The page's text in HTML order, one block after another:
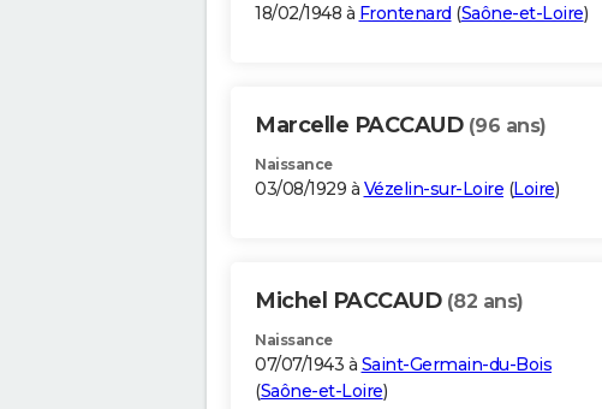
18/02/1948 à Frontenard (Saône-et-Loire)
Marcelle PACCAUD (96 ans)
Naissance
03/08/1929 à Vézelin-sur-Loire (Loire)
Michel PACCAUD (82 ans)
Naissance
07/07/1943 à Saint-Germain-du-Bois
(Saône-et-Loire)